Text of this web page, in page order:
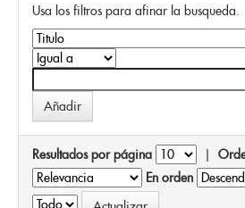
Usa los filtros para afinar la busqueda.
Resultados por página |
En orden